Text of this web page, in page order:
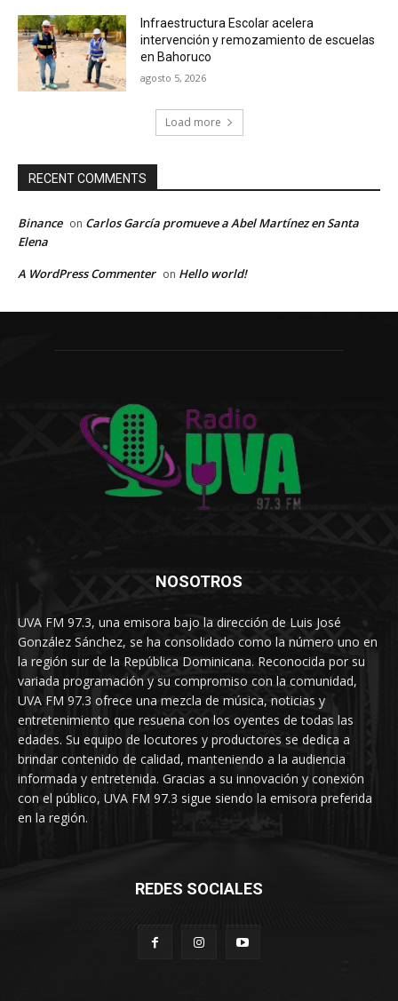
Infraestructura Escolar acelera
intervención y remozamiento de escuelas
en Bahoruco
agosto 5, 2026
Load more
RECENT COMMENTS
Binance on Carlos García promueve a Abel Martínez en Santa
Elena
A WordPress Commenter on Hello world!
NOSOTROS
UVA FM 97.3, una emisora bajo la dirección de Luis José
González Sánchez, se ha consolidado como la número uno en
la región sur de la República Dominicana. Reconocida por su
variada programación y su compromiso con la comunidad,
UVA FM 97.3 ofrece una mezcla de música, noticias y
entretenimiento que resuena con los oyentes de todas las
edades. Su equipo de locutores y productores se dedica a
brindar contenido de calidad, manteniendo a la audiencia
informada y entretenida. Gracias a su innovación y conexión
con el público, UVA FM 97.3 sigue siendo la emisora preferida
en la región.
REDES SOCIALES